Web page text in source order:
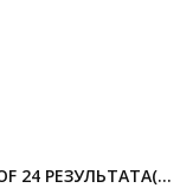
РЕЗУЛЬТАТА(ОВ)